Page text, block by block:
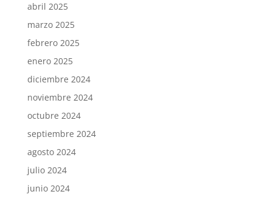
abril 2025
marzo 2025
febrero 2025
enero 2025
diciembre 2024
noviembre 2024
octubre 2024
septiembre 2024
agosto 2024
julio 2024
junio 2024